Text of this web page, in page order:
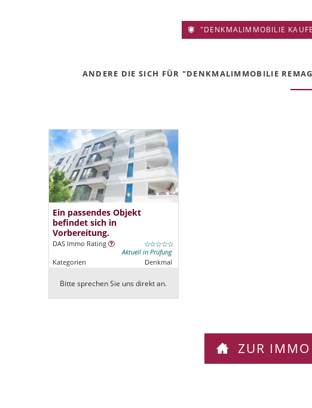
"DENKMALIMMOBILIE
ANDERE DIE SICH FÜR "DENKMALIMMOBILIE
Ein passendes Objekt
befindet sich in
Vorbereitung.
DAS Immo Rating
Aktuell in Prüfung
Kategorien
Denkmal
Bitte sprechen Sie uns direkt an.
ZUR